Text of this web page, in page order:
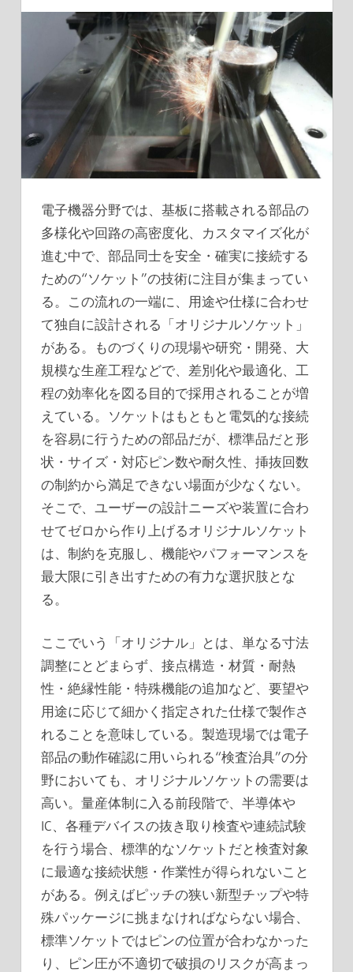
電子機器分野では、基板に搭載される部品の
多様化や回路の高密度化、カスタマイズ化が
進む中で、部品同士を安全・確実に接続する
ための“ソケット”の技術に注目が集まってい
る。 この流れの一端に、用途や仕様に合わせ
て独自に設計される「オリジナルソケット」
がある。ものづくりの現場や研究・開発、大
規模な生産工程などで、差別化や最適化、工
程の効率化を図る目的で採用されることが増
えている。ソケットはもともと電気的な接続
を容易に行うための部品だが、標準品だと形
状・サイズ・対応ピン数や耐久性、挿抜回数
の制約から満足できない場面が少なくない。
そこで、ユーザーの設計ニーズや装置に合わ
せてゼロから作り上げるオリジナルソケット
は、制約を克服し、機能やパフォーマンスを
最大限に引き出すための有力な選択肢とな
る。
ここでいう「オリジナル」とは、単なる寸法
調整にとどまらず、接点構造・材質・耐熱
性・絶縁性能・特殊機能の追加など、要望や
用途に応じて細かく指定された仕様で製作さ
れることを意味している。製造現場では電子
部品の動作確認に用いられる“検査治具”の分
野においても、オリジナルソケットの需要は
高い。量産体制に入る前段階で、半導体や
IC、各種デバイスの抜き取り検査や連続試験
を行う場合、標準的なソケットだと検査対象
に最適な接続状態・作業性が得られないこと
がある。例えばピッチの狭い新型チップや特
殊パッケージに挑まなければならない場合、
標準ソケットではピンの位置が合わなかった
り、ピン圧が不適切で破損のリスクが高まっ